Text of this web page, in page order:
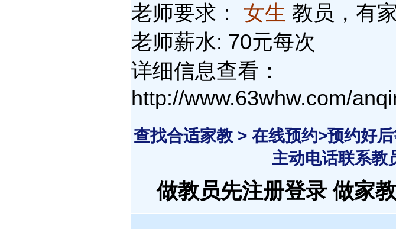
老师要求： 女生 教员，有
老师薪水: 70元每次
详细信息查看：
http://www.63whw.com/
查找合适家教 > 在线预约>预约好
主动电话联系教
做教员先注册登录做家